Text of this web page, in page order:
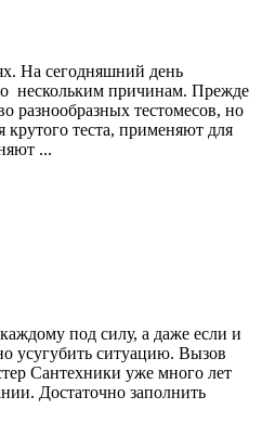
На сегодняшний день
нескольким причинам. Прежде
разнообразных тестомесов, но
теста, применяют для
...
под силу, а даже если и
усугубить ситуацию. Вызов
Сантехники уже много лет
Достаточно заполнить